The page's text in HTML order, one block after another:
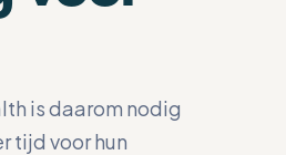
is daarom nodig
tijd voor hun